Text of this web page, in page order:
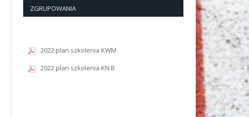
ZGRUPOWANIA
2022 plan szkolenia KWM
2022 plan szkolenia KN B